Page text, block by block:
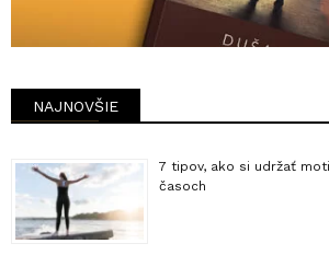
NAJNOVŠIE
7 tipov, ako si udržať
časoch